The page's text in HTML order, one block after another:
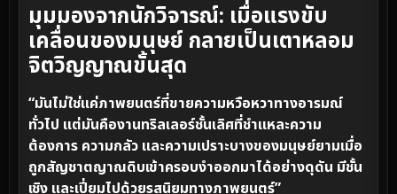
มุมมองจากนักวิจารณ์: เมื่อแรงขับ
เคลื่อนของมนุษย์ กลายเป็นเตาหลอม
จิตวิญญาณขั้นสุด
“มันไม่ใช่แค่ภาพยนตร์ที่ขายความหวือหวาทางอารมณ์
ทั่วไป แต่มันคืองานทริลเลอร์ชั้นเลิศที่ชำแหละความ
ต้องการ ความกลัว และความเปราะบางของมนุษย์ยามเมื่อ
ถูกสัญชาตญาณดิบเข้าครอบงำออกมาได้อย่างดุดัน มีชั้น
เชิง และเปี่ยมไปด้วยรสนิยมทางภาพยนตร์”